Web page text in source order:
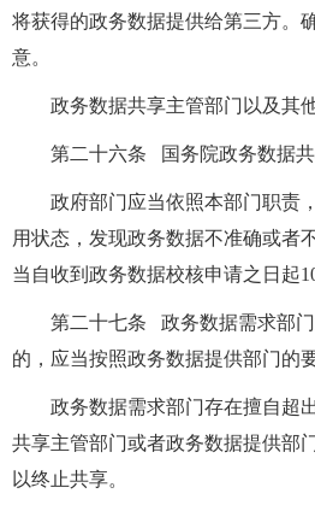
将获得的政务数据提供给第三方。
意。
政务数据共享主管部门以及其
第二十六条 国务院政务数据
政府部门应当依照本部门职责
用状态，发现政务数据不准确或者
当自收到政务数据校核申请之日起
第二十七条 政务数据需求部
的，应当按照政务数据提供部门的
政务数据需求部门存在擅自超
共享主管部门或者政务数据提供部
以终止共享。